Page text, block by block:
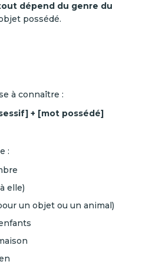
dépend du genre du
possédé.
à connaître :
+ [mot possédé]
:
elle)
un objet ou un animal)